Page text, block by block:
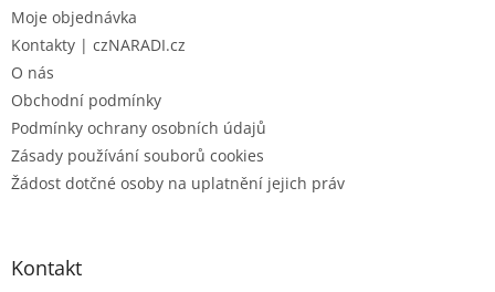
Moje objednávka
Kontakty | czNARADI.cz
O nás
Obchodní podmínky
Podmínky ochrany osobních údajů
Zásady používání souborů cookies
Žádost dotčné osoby na uplatnění jejich práv
Kontakt